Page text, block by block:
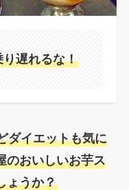
遅れるな！
ダイエットも気に
のおいしいお芋ス
ょうか？